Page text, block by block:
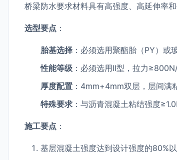
桥梁防水要求材料具有高强度、高延伸率和
选型要点 ：
胎基选择 ：必须选用聚酯胎（PY）或
性能等级 ：必须选用II型，拉力
厚度配置 ：4mm+4mm双层，层间满
特殊要求 ：与沥青混凝土粘结强度
施工要点 ：
基层混凝土强度达到设计强度的80%